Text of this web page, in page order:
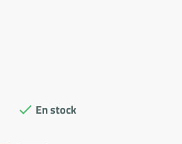
 En stock